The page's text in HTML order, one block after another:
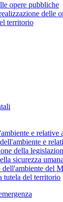
opere pubbliche
delle
territorio
e relative
e
della
sicurezza umana
dell'ambiente del
tutela del territorio